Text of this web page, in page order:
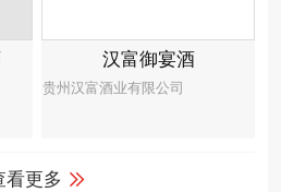
汉富御宴酒
贵州汉富酒业有限公司
看更多